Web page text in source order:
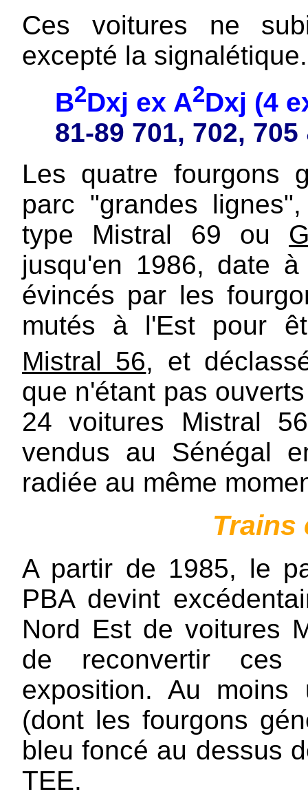
Ces voitures ne
excepté la signalétique.
B2Dxj ex A2Dxj (4
81-89 701, 702, 705
Les quatre fourgons
parc "grandes
type Mistral 69 ou
jusqu'en 1986, date
évincés par les
mutés à l'Est pour
Mistral 56, et
que n'étant pas
24 voitures Mistral
vendus au Sénégal
radiée au même
Trains
A partir de 1985, le
PBA devint
Nord Est de voitures
de reconvertir
exposition. Au
(dont les fourgons
bleu foncé au dessus
TEE.